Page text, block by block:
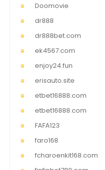
Doomovie
dr888
dr888bet.com
ek4567.com
enjoy24.fun
erisauto.site
etbet16888.com
etbet16888.com
FAFA123
faro168
fcharoenkit168.com